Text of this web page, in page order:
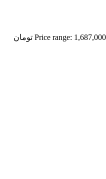
Price range: 1,687,000 تومان